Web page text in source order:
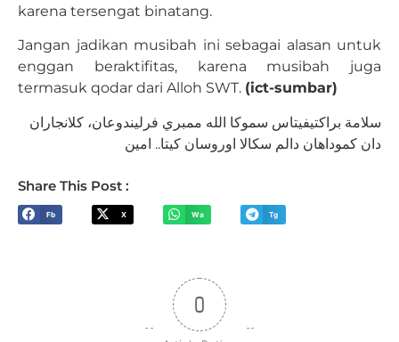
karena tersengat binatang.
Jangan jadikan musibah ini sebagai alasan untuk
enggan beraktifitas, karena musibah juga
termasuk qodar dari Alloh SWT. (ict-sumbar)
سلامة براكتيفيتاس سموكا الله ممبري فرليندوعان، كلانجاران
دان كموداهان دالم سكالا اوروسان كيتا.. امين
Share This Post :
Fb X Wa Tg
0